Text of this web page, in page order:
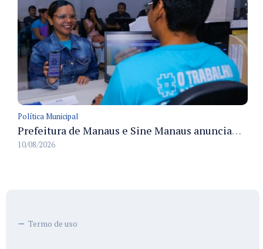
Política Municipal
Prefeitura de Manaus e Sine Manaus anunciam 508 vagas de emprego com atendimento presencial nesta terça–feira
10/08/2026
Termo de uso